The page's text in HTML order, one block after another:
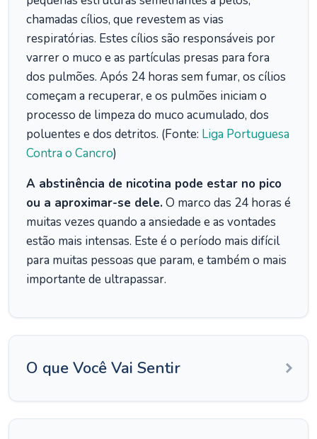
chamadas cílios, que revestem as vias
respiratórias. Estes cílios são responsáveis por
varrer o muco e as partículas presas para fora
dos pulmões. Após 24 horas sem fumar, os cílios
começam a recuperar, e os pulmões iniciam o
processo de limpeza do muco acumulado, dos
poluentes e dos detritos. (Fonte: Liga Portuguesa
Contra o Cancro)
A abstinência de nicotina pode estar no pico
ou a aproximar-se dele.O marco das 24 horas é
muitas vezes quando a ansiedade e as vontades
estão mais intensas. Este é o período mais difícil
para muitas pessoas que param, e também o mais
importante de ultrapassar.
O que Você Vai Sentir